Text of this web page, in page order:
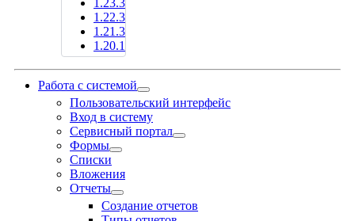
1.23.3
1.22.3
1.21.3
1.20.1
Работа с системой
Пользовательский интерфейс
Вход в систему
Сервисный портал
Формы
Списки
Вложения
Отчеты
Создание отчетов